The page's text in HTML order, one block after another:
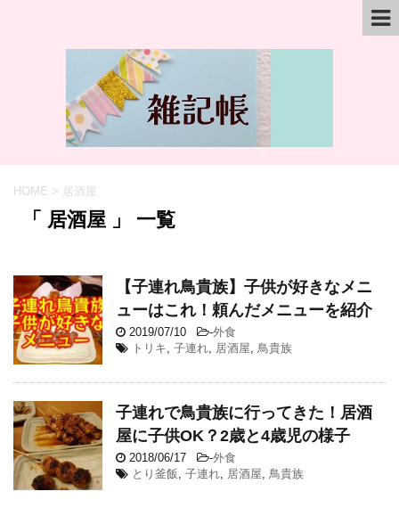
HOME > 居酒屋
「 居酒屋 」 一覧
【子連れ鳥貴族】子供が好きなメニ
ューはこれ！頼んだメニューを紹介
2019/07/10 -外食
トリキ, 子連れ, 居酒屋, 鳥貴族
子連れで鳥貴族に行ってきた！居酒
屋に子供OK？2歳と4歳児の様子
2018/06/17 -外食
とり釜飯, 子連れ, 居酒屋, 鳥貴族